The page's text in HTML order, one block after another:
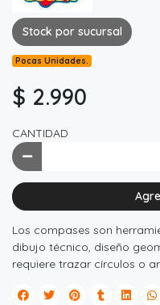
Stock por sucursal
Pocas Unidades.
$ 2.990
CANTIDAD
Los compases son
dibujo técnico, diseño
requiere trazar círculos o